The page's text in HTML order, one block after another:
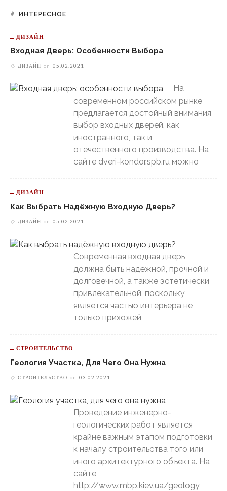
ИНТЕРЕСНОЕ
ДИЗАЙН
Входная Дверь: Особенности Выбора
ДИЗАЙН on 05.02.2021
На
современном российском рынке
предлагается достойный внимания
выбор входных дверей, как
иностранного, так и
отечественного производства. На
сайте dveri-kondor.spb.ru можно
ДИЗАЙН
Как Выбрать Надёжную Входную Дверь?
ДИЗАЙН on 05.02.2021
Современная входная дверь
должна быть надёжной, прочной и
долговечной, а также эстетически
привлекательной, поскольку
является частью интерьера не
только прихожей,
СТРОИТЕЛЬСТВО
Геология Участка, Для Чего Она Нужна
СТРОИТЕЛЬСТВО on 03.02.2021
Проведение инженерно-
геологических работ является
крайне важным этапом подготовки
к началу строительства того или
иного архитектурного объекта. На
сайте
http://www.mbp.kiev.ua/geology